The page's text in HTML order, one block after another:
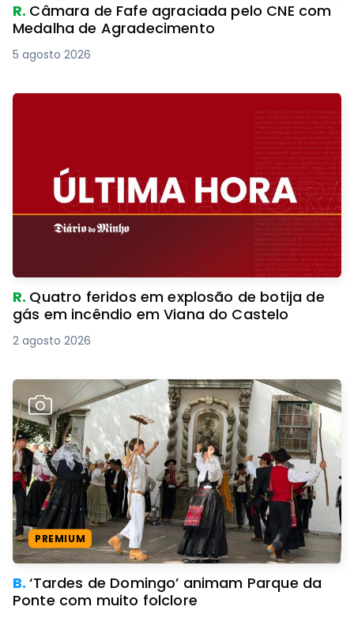
R. Câmara de Fafe agraciada pelo CNE com
Medalha de Agradecimento
5 agosto 2026
R. Quatro feridos em explosão de botija de
gás em incêndio em Viana do Castelo
2 agosto 2026
PREMIUM
B.‘Tardes de Domingo’ animam Parque da
Ponte com muito folclore